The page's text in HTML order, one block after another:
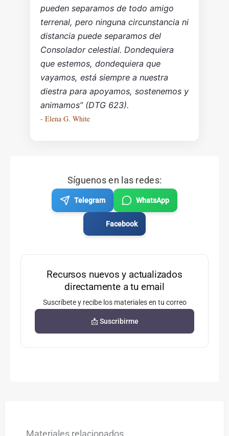
pueden separamos de todo amigo
terrenal, pero ninguna circunstancia ni
distancia puede separamos del
Consolador celestial. Dondequiera
que estemos, dondequiera que
vayamos, está siempre a nuestra
diestra para apoyamos, sostenemos y
animamos” (DTG 623).
- Elena G. White
Síguenos en las redes:
Telegram WhatsApp
Facebook
Recursos nuevos y actualizados
directamente a tu email
Suscríbete y recibe los materiales en tu correo
📩 Suscribirme
Materiales relacionados